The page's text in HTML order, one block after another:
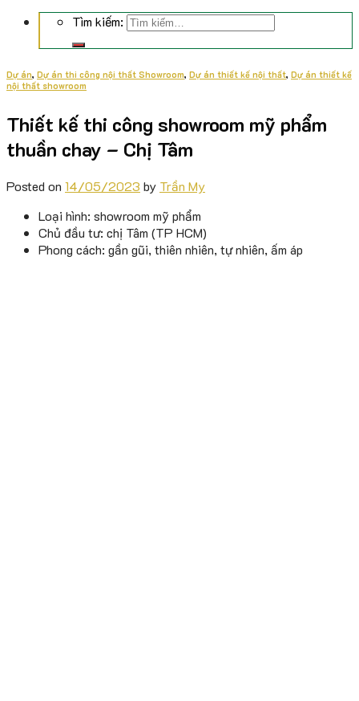
Tìm kiếm:
Dự án, Dự án thi công nội thất Showroom, Dự án thiết kế nội thất, Dự án thiết kế
nội thất showroom
Thiết kế thi công showroom mỹ phẩm
thuần chay – Chị Tâm
Posted on 14/05/2023 by Trần My
Loại hình: showroom mỹ phẩm
Chủ đầu tư: chị Tâm (TP HCM)
Phong cách: gần gũi, thiên nhiên, tự nhiên, ấm áp